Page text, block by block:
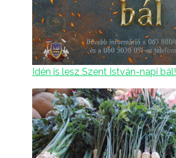
Idén is lesz Szent István-napi bál!